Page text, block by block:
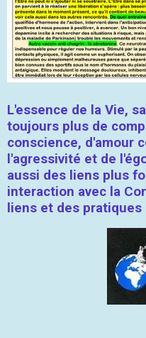
L'essence de la Vie,
toujours plus de
conscience, d'amour
l'agressivité et de
aussi des liens plus
interaction avec la
liens et des pratiques